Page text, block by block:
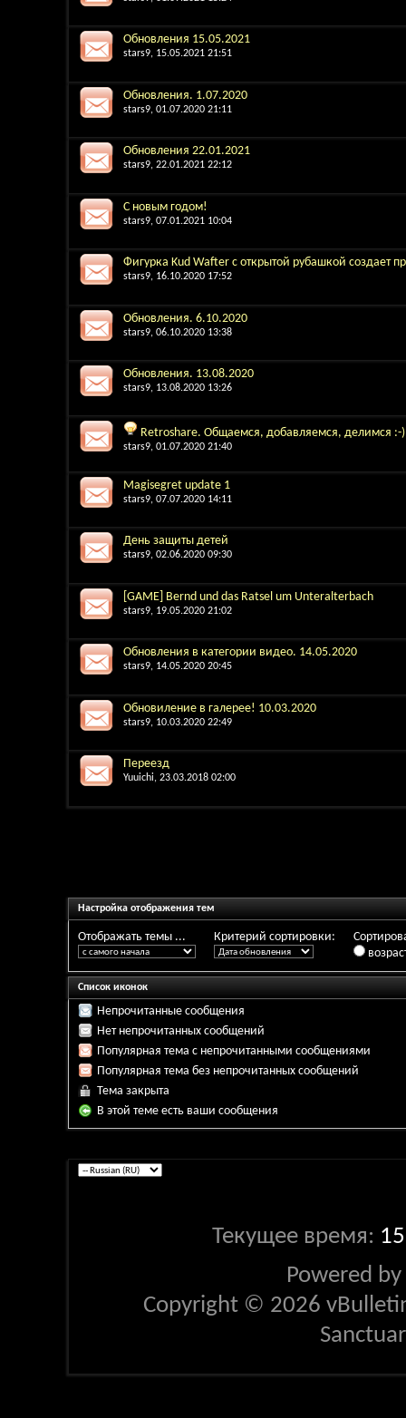
Обновления 15.05.2021
stars9, 15.05.2021 21:51
Обновления. 1.07.2020
stars9, 01.07.2020 21:11
Обновления 22.01.2021
stars9, 22.01.2021 22:12
С новым годом!
stars9, 07.01.2021 10:04
Фигурка Kud Wafter с открытой рубашкой создает
stars9, 16.10.2020 17:52
Обновления. 6.10.2020
stars9, 06.10.2020 13:38
Обновления. 13.08.2020
stars9, 13.08.2020 13:26
Retroshare. Общаемся, добавляемся, делимся :-)
stars9, 01.07.2020 21:40
Magisegret update 1
stars9, 07.07.2020 14:11
День защиты детей
stars9, 02.06.2020 09:30
[GAME] Bernd und das Ratsel um Unteralterbach
stars9, 19.05.2020 21:02
Обновления в категории видео. 14.05.2020
stars9, 14.05.2020 20:45
Обновиление в галерее! 10.03.2020
stars9, 10.03.2020 22:49
Переезд
Yuuichi, 23.03.2018 02:00
Настройка отображения тем
Отображать темы ... Критерий сортировки:
Список иконок
Непрочитанные сообщения
Нет непрочитанных сообщений
Популярная тема с непрочитанными сообщениями
Популярная тема без непрочитанных сообщений
Тема закрыта
В этой теме есть ваши сообщения
Текущее время:
Powered by
Copyright © 2026